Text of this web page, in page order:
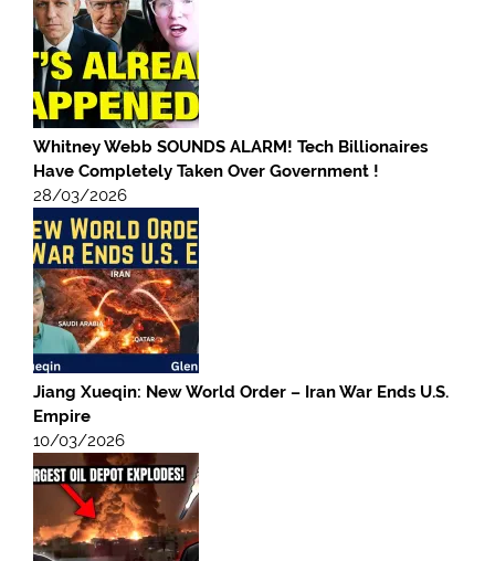
Whitney Webb SOUNDS ALARM! Tech Billionaires
Have Completely Taken Over Government !
28/03/2026
Jiang Xueqin: New World Order – Iran War Ends U.S.
Empire
10/03/2026